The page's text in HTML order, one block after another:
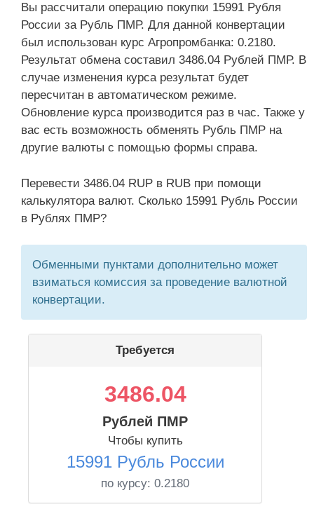
Вы рассчитали операцию покупки 15991 Рубля
России за Рубль ПМР. Для данной конвертации
был использован курс Агропромбанка: 0.2180.
Результат обмена составил 3486.04 Рублей ПМР. В
случае изменения курса результат будет
пересчитан в автоматическом режиме.
Обновление курса производится раз в час. Также у
вас есть возможность обменять Рубль ПМР на
другие валюты с помощью формы справа.
Перевести 3486.04 RUP в RUB при помощи
калькулятора валют. Сколько 15991 Рубль России
в Рублях ПМР?
Обменными пунктами дополнительно может
взиматься комиссия за проведение валютной
конвертации.
Требуется
3486.04
Рублей ПМР
Чтобы купить
15991 Рубль России
по курсу: 0.2180